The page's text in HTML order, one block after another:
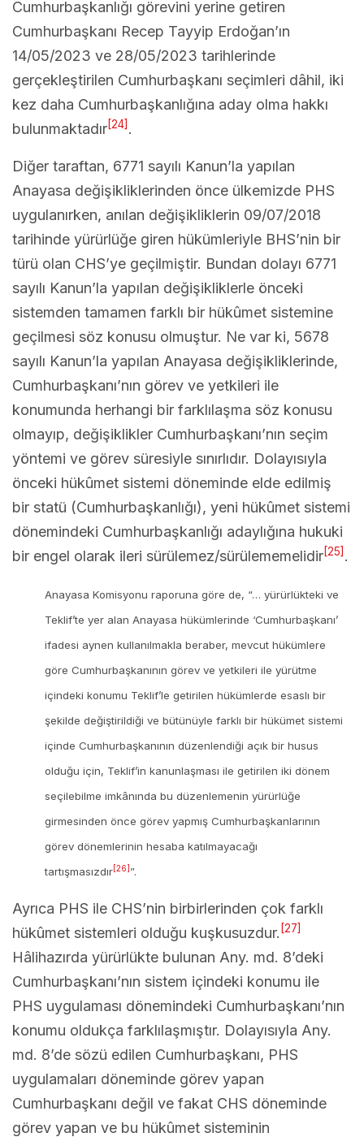
Cumhurbaşkanlığı görevini yerine getiren
Cumhurbaşkanı Recep Tayyip Erdoğan’ın
14/05/2023 ve 28/05/2023 tarihlerinde
gerçekleştirilen Cumhurbaşkanı seçimleri dâhil, iki
kez daha Cumhurbaşkanlığına aday olma hakkı
bulunmaktadır[24] .
Diğer taraftan, 6771 sayılı Kanun’la yapılan
Anayasa değişikliklerinden önce ülkemizde PHS
uygulanırken, anılan değişikliklerin 09/07/2018
tarihinde yürürlüğe giren hükümleriyle BHS’nin bir
türü olan CHS’ye geçilmiştir. Bundan dolayı 6771
sayılı Kanun’la yapılan değişikliklerle önceki
sistemden tamamen farklı bir hükûmet sistemine
geçilmesi söz konusu olmuştur. Ne var ki, 5678
sayılı Kanun’la yapılan Anayasa değişikliklerinde,
Cumhurbaşkanı’nın görev ve yetkileri ile
konumunda herhangi bir farklılaşma söz konusu
olmayıp, değişiklikler Cumhurbaşkanı’nın seçim
yöntemi ve görev süresiyle sınırlıdır. Dolayısıyla
önceki hükûmet sistemi döneminde elde edilmiş
bir statü (Cumhurbaşkanlığı), yeni hükûmet sistemi
dönemindeki Cumhurbaşkanlığı adaylığına hukuki
bir engel olarak ileri sürülemez/sürülememelidir[25] .
Anayasa Komisyonu raporuna göre de, “… yürürlükteki ve
Teklif’te yer alan Anayasa hükümlerinde ‘Cumhurbaşkanı’
ifadesi aynen kullanılmakla beraber, mevcut hükümlere
göre Cumhurbaşkanının görev ve yetkileri ile yürütme
içindeki konumu Teklif’le getirilen hükümlerde esaslı bir
şekilde değiştirildiği ve bütünüyle farklı bir hükümet sistemi
içinde Cumhurbaşkanının düzenlendiği açık bir husus
olduğu için, Teklif’in kanunlaşması ile getirilen iki dönem
seçilebilme imkânında bu düzenlemenin yürürlüğe
girmesinden önce görev yapmış Cumhurbaşkanlarının
görev dönemlerinin hesaba katılmayacağı
tartışmasızdır[26] ”.
Ayrıca PHS ile CHS’nin birbirlerinden çok farklı
hükûmet sistemleri olduğu kuşkusuzdur. [27]
Hâlihazırda yürürlükte bulunan Any. md. 8’deki
Cumhurbaşkanı’nın sistem içindeki konumu ile
PHS uygulaması dönemindeki Cumhurbaşkanı’nın
konumu oldukça farklılaşmıştır. Dolayısıyla Any.
md. 8’de sözü edilen Cumhurbaşkanı, PHS
uygulamaları döneminde görev yapan
Cumhurbaşkanı değil ve fakat CHS döneminde
görev yapan ve bu hükûmet sisteminin